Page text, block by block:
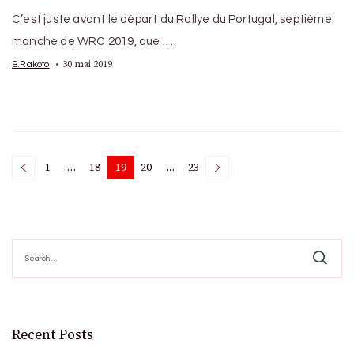
C’est juste avant le départ du Rallye du Portugal, septième
manche de WRC 2019, que …
B.Rakoto 30 mai 2019
Posts
Page
1 … Page
18 Page
19 Page
20 … Page
23
for:
Recent Posts